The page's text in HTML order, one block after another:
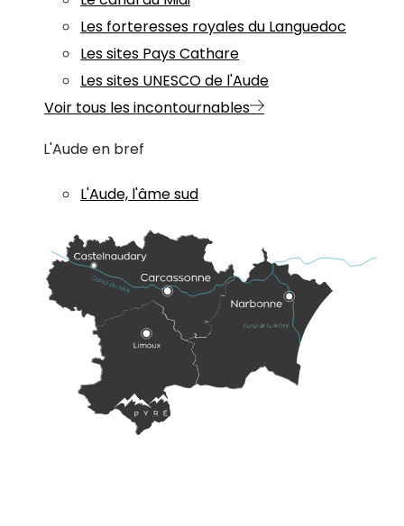
Les forteresses royales du Languedoc
Les sites Pays Cathare
Les sites UNESCO de l'Aude
Voir tous les incontournables
L'Aude en bref
L'Aude, l'âme sud